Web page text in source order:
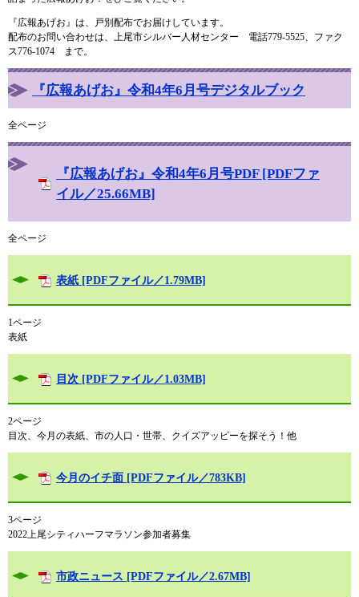
『広報あげお』は、戸別配布でお届けしています。
配布のお問い合わせは、上尾市シルバー人材センター 電話779-5525、ファク
ス776-1074 まで。
『広報あげお』令和4年6月号デジタルブック
全ページ
『広報あげお』令和4年6月号PDF [PDFファ
イル／25.66MB]
全ページ
表紙 [PDFファイル／1.79MB]
1ページ
表紙
目次 [PDFファイル／1.03MB]
2ページ
目次、今月の表紙、市の人口・世帯、クイズアッピーを探そう！他
今月のイチ面 [PDFファイル／783KB]
3ページ
2022上尾シティハーフマラソン参加者募集
市政ニュース [PDFファイル／2.67MB]